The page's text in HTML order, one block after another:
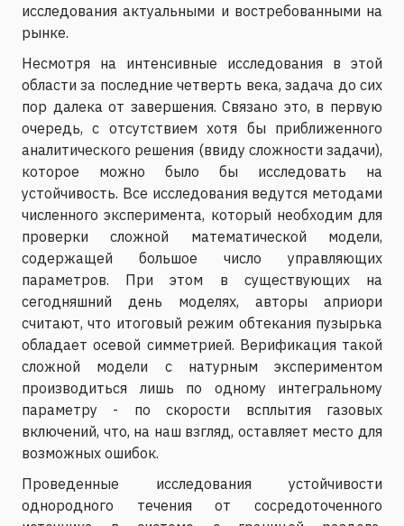
исследования актуальными и востребованными на
рынке.
Несмотря на интенсивные исследования в этой
области за последние четверть века, задача до сих
пор далека от завершения. Связано это, в первую
очередь, с отсутствием хотя бы приближенного
аналитического решения (ввиду сложности задачи),
которое можно было бы исследовать на
устойчивость. Все исследования ведутся методами
численного эксперимента, который необходим для
проверки сложной математической модели,
содержащей большое число управляющих
параметров. При этом в существующих на
сегодняшний день моделях, авторы априори
считают, что итоговый режим обтекания пузырька
обладает осевой симметрией. Верификация такой
сложной модели с натурным экспериментом
производиться лишь по одному интегральному
параметру - по скорости всплытия газовых
включений, что, на наш взгляд, оставляет место для
возможных ошибок.
Проведенные исследования устойчивости
однородного течения от сосредоточенного